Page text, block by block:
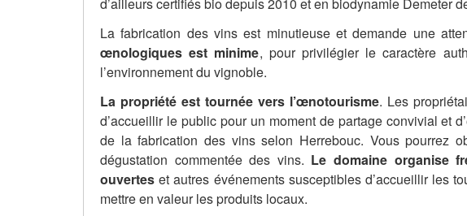
La fabrication des vins est minutieuse et demande une
œnologiques est minime, pour privilégier le caractère
l’environnement du vignoble.
La propriété est tournée vers l’œnotourisme. Les
d’accueillir le public pour un moment de partage convivial et
de la fabrication des vins selon Herrebouc. Vous pourrez
dégustation commentée des vins. Le domaine organise
ouvertes et autres événements susceptibles d’accueillir les
mettre en valeur les produits locaux.